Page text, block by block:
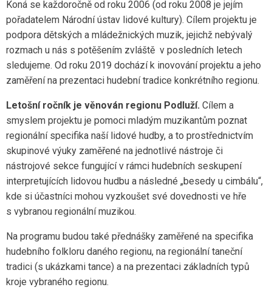
Koná se každoročně od roku 2006 (od roku 2008 je jejím
pořadatelem Národní ústav lidové kultury). Cílem projektu je
podpora dětských a mládežnických muzik, jejichž nebývalý
rozmach u nás s potěšením zvláště v posledních letech
sledujeme. Od roku 2019 dochází k inovování projektu a jeho
zaměření na prezentaci hudební tradice konkrétního regionu.
Letošní ročník je věnován regionu Podluží. Cílem a
smyslem projektu je pomoci mladým muzikantům poznat
regionální specifika naší lidové hudby, a to prostřednictvím
skupinové výuky zaměřené na jednotlivé nástroje či
nástrojové sekce fungující v rámci hudebních seskupení
interpretujících lidovou hudbu a následné „besedy u cimbálu“,
kde si účastníci mohou vyzkoušet své dovednosti ve hře
s vybranou regionální muzikou.
Na programu budou také přednášky zaměřené na specifika
hudebního folkloru daného regionu, na regionální taneční
tradici (s ukázkami tance) a na prezentaci základních typů
kroje vybraného regionu.